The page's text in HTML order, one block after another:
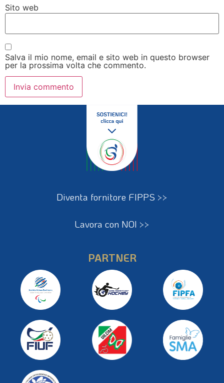
Sito web
Salva il mio nome, email e sito web in questo browser
per la prossima volta che commento.
Diventa fornitore FIPPS >>
Lavora con NOI >>
PARTNER